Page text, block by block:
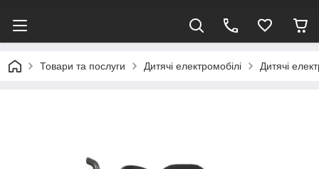
Товари та послуги Дитячі електромобілі Дитячі